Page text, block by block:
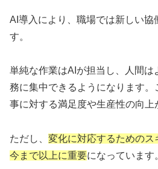
AI導入により、職場では新しい協
す。
単純な作業はAIが担当し、人間は
務に集中できるようになります
事に対する満足度や生産性の向上
ただし、 変化に対応するための
今まで以上に重要になっています